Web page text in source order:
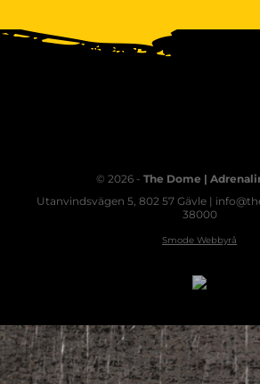
© 2026 - The Dome |
Utanvindsvägen 5, 802 57 Gävle |
38000
Smode Webbyrå